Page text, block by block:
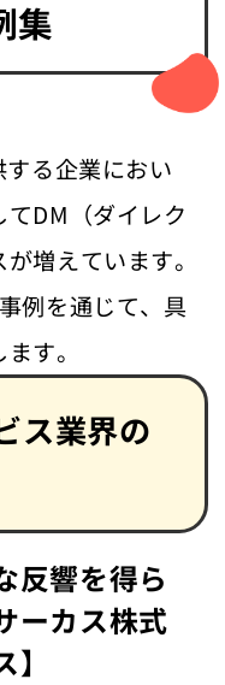
集
る企業におい
DM（ダイレク
増えています。
例を通じて、具
す。
ス業界の
反響を得ら
ーカス株式